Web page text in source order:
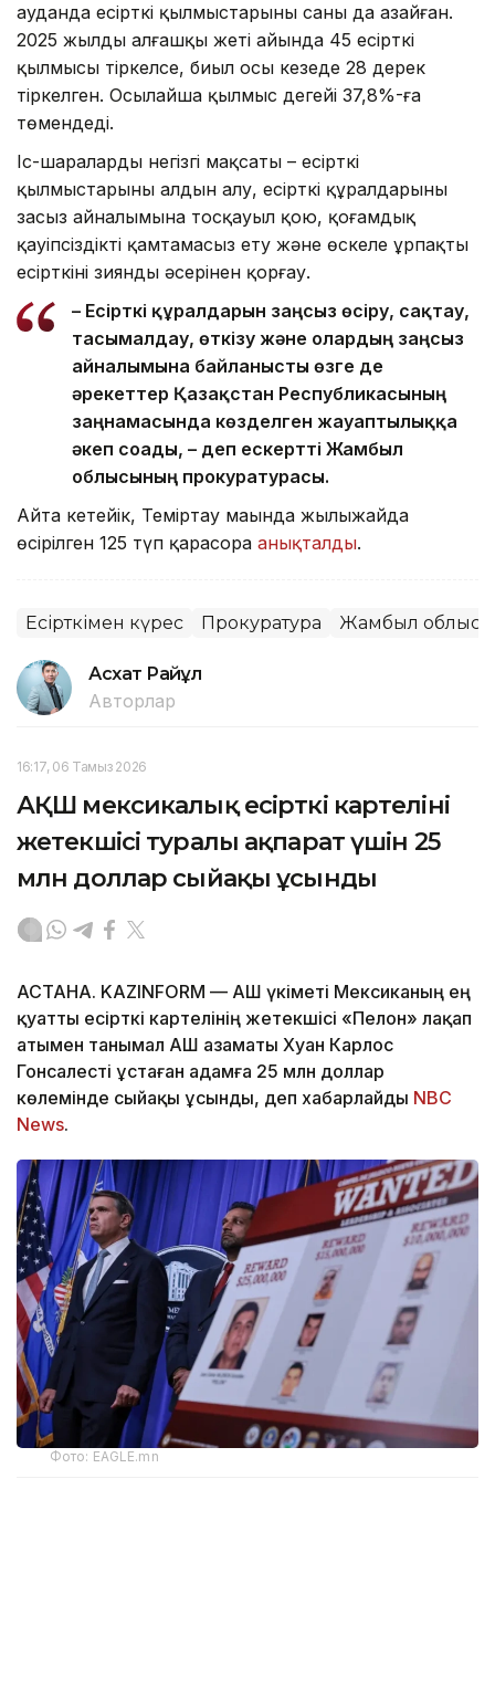
ауданда есірткі қылмыстарының саны да азайған.
2025 жылдың алғашқы жеті айында 45 есірткі
қылмысы тіркелсе, биыл осы кезеңде 28 дерек
тіркелген. Осылайша қылмыс деңгейі 37,8%-ға
төмендеді.
Іс-шаралардың негізгі мақсаты – есірткі
қылмыстарының алдын алу, есірткі құралдарының
заңсыз айналымына тосқауыл қою, қоғамдық
қауіпсіздікті қамтамасыз ету және өскелең ұрпақты
есірткінің зиянды әсерінен қорғау.
– Есірткі құралдарын заңсыз өсіру, сақтау,
тасымалдау, өткізу және олардың заңсыз
айналымына байланысты өзге де
әрекеттер Қазақстан Республикасының
заңнамасында көзделген жауаптылыққа
әкеп соғады, – деп ескертті Жамбыл
облысының прокуратурасы.
Айта кетейік, Теміртау маңында жылыжайда
өсірілген 125 түп қарасора анықталды.
Есірткімен күрес Прокуратура Жамбыл облысы
Асхат Райқұл
Авторлар
16:17, 06 Тамыз 2026
АҚШ мексикалық есірткі картелінің
жетекшісі туралы ақпарат үшін 25
млн доллар сыйақы ұсынды
АСТАНА. KAZINFORM — АҚШ үкіметі Мексиканың ең
қуатты есірткі картелінің жетекшісі «Пелон» лақап
атымен танымал АҚШ азаматы Хуан Карлос
Гонсалесті ұстаған адамға 25 млн доллар
көлемінде сыйақы ұсынды, деп хабарлайды NBC
News.
Фото: EAGLE.mn